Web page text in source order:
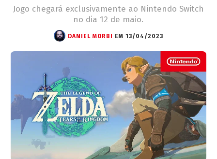
Jogo chegará exclusivamente ao Nintendo Switch
no dia 12 de maio.
DANIEL MORBI EM 13/04/2023